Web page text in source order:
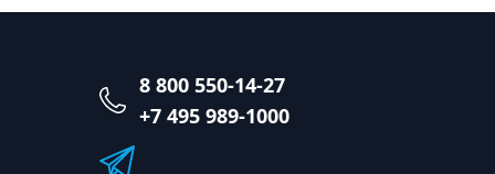
8 800 550-14-27
+7 495 989-1000